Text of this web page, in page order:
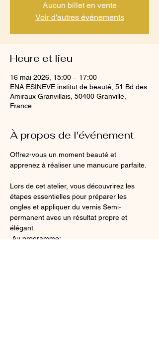
Aucun billet en vente
Voir d'autres événements
Heure et lieu
16 mai 2026, 15:00 – 17:00
ENA ESINEVE institut de beauté, 51 Bd des
Amiraux Granvillais, 50400 Granville,
France
À propos de l'événement
Offrez-vous un moment beauté et
apprenez à réaliser une manucure parfaite.
Lors de cet atelier, vous découvrirez les
étapes essentielles pour préparer les
ongles et appliquer du vernis Semi-
permanent avec un résultat propre et
élégant.
Au programme: